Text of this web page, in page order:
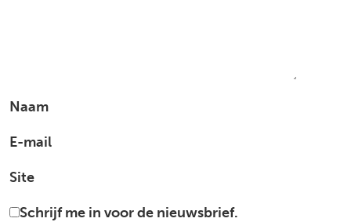
Naam
E-mail
Site
Schrijf me in voor de nieuwsbrief.